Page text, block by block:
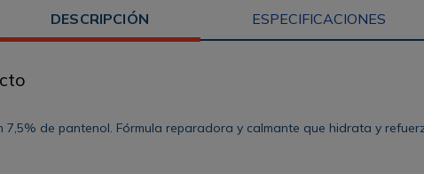
DESCRIPCIÓN ESPECIFICACIONES
7,5% de pantenol. Fórmula reparadora y calmante que hidrata y